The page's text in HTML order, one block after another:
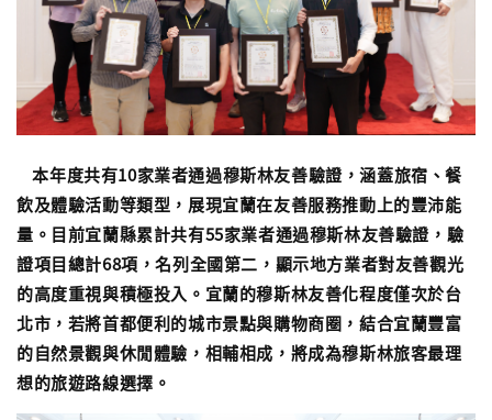
本年度共有10家業者通過穆斯林友善驗證，涵蓋旅宿、餐
飲及體驗活動等類型，展現宜蘭在友善服務推動上的豐沛能
量。目前宜蘭縣累計共有55家業者通過穆斯林友善驗證，驗
證項目總計68項，名列全國第二，顯示地方業者對友善觀光
的高度重視與積極投入。宜蘭的穆斯林友善化程度僅次於台
北市，若將首都便利的城市景點與購物商圈，結合宜蘭豐富
的自然景觀與休閒體驗，相輔相成，將成為穆斯林旅客最理
想的旅遊路線選擇。